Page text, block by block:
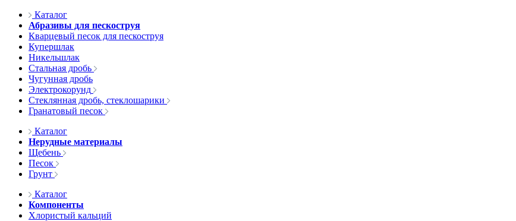
Каталог
Абразивы для пескоструя
Кварцевый песок для пескоструя
Купершлак
Никельшлак
Стальная дробь
Чугунная дробь
Электрокорунд
Стеклянная дробь, стеклошарики
Гранатовый песок
Каталог
Нерудные материалы
Щебень
Песок
Грунт
Каталог
Компоненты
Хлористый кальций